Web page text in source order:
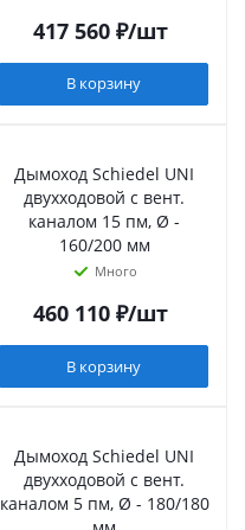
417 560₽/шт
В корзину
Дымоход Schiedel UNI
двухходовой с вент.
каналом 15 пм, Ø -
160/200 мм
Много
460 110₽/шт
В корзину
Дымоход Schiedel UNI
двухходовой с вент.
каналом 5 пм, Ø - 180/180